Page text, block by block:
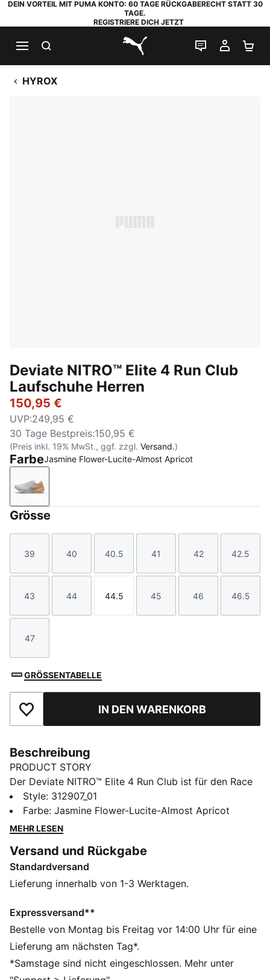
DEIN VORTEIL MIT PUMA KONTO: 60 TAGE RÜCKGABERECHT STATT 30
TAGE.
REGISTRIERE DICH JETZT
PUMA.com
LIVE-CHAT
MEIN
HYROX
Deviate NITRO™ Elite 4 Run Club
Laufschuhe Herren
150,95 €
UVP:249,95 €
30 Tage Bestpreis:150,95 €
(Preis inkl. 19% MwSt., ggf. zzgl. Versand.)
FarbeJasmine Flower-Lucite-Almost Apricot
Jasmine Flower-Lucite-Almost Apricot
Grösse
Größe
39
Größe
40
Größe
40.5
Größe
41
Größe
42
Größe
42.5
Größe
43
Größe
44
Größe
44.5
Größe
45
Größe
46
Größe
46.5
Größe
47
GRÖSSENTABELLE
Zu Favoriten hinzufügenIN DEN WARENKORB
Beschreibung
PRODUCT STORY
Der Deviate NITRO™ Elite 4 Run Club ist für den Race
Day gemacht – für Momente, in denen jede Sekunde
zählt. NITROFOAM™ ELITE bietet erstklassige
Reaktionsfähigkeit für unschlagbaren Speed, während
vorne kanalisiert. Der Deviate Elite 4 ist 12 % leichter
als sein Vorgänger – für maximale Leichtigkeit,
Geschwindigkeit und volle Konzentration auf dein
noch schneller zu machen.
FEATURES + VORTEILE
NITROFOAM™ Elite: Hochwertige Performance-
Schaumstofftechnologie, die höchste
Reaktionsfähigkeit in einem extrem leichten Paket
Style: 312907_01
Farbe: Jasmine Flower-Lucite-Almost Apricot
MEHR LESEN
Versand und Rückgabe
Standardversand
Lieferung innerhalb von 1-3 Werktagen.
Expressversand**
Bestelle von Montag bis Freitag vor 14:00 Uhr für eine
Lieferung am nächsten Tag*.
*Samstage sind nicht eingeschlossen. Mehr unter